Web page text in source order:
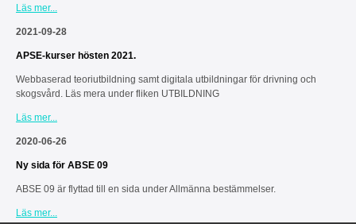
Läs mer...
2021-09-28
APSE-kurser hösten 2021.
Webbaserad teoriutbildning samt digitala utbildningar för drivning och
skogsvård. Läs mera under fliken UTBILDNING
Läs mer...
2020-06-26
Ny sida för ABSE 09
ABSE 09 är flyttad till en sida under Allmänna bestämmelser.
Läs mer...